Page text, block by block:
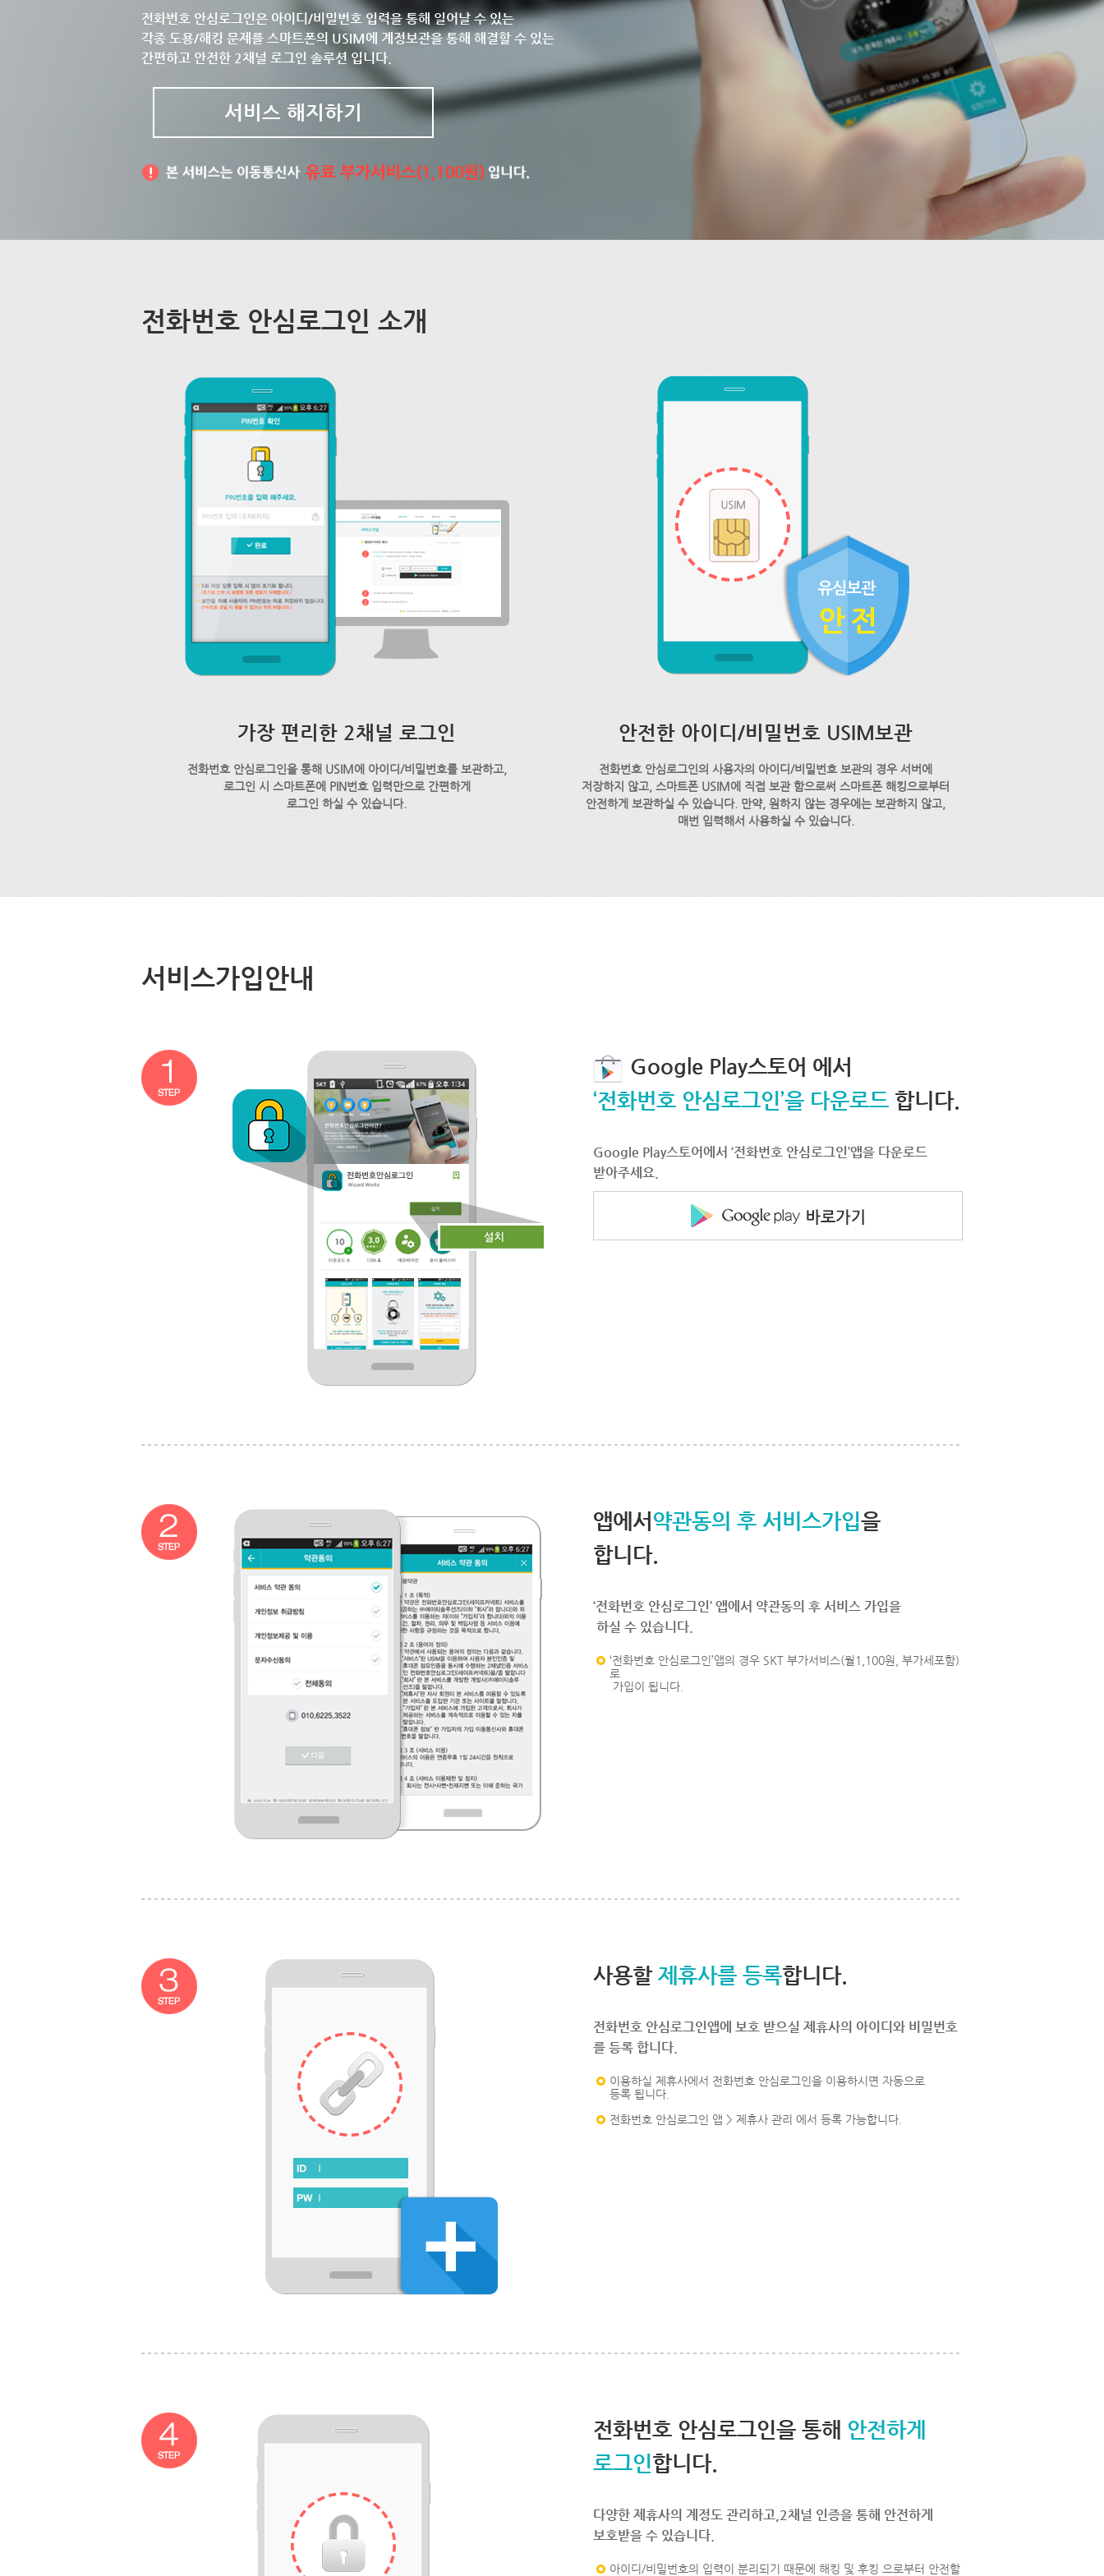
전화번호 안심로그인은 아이디/비밀번호 입력을 통해 일어날 수 있는
각종 도용/해킹 문제를 스마트폰의 USIM에 계정보관을 통해 해결할 수 있는
간편하고 안전한 2채널 로그인 솔루션 입니다.
서비스 해지하기
전화번호 안심로그인 소개
가장 편리한 2채널 로그인
전화번호 안심로그인을 통해 USIM에 아이디/비밀번호를 보관하고,
로그인 시 스마트폰에 PIN번호 입력만으로 간편하게
로그인 하실 수 있습니다.
안전한 아이디/비밀번호 USIM보관
전화번호 안심로그인의 사용자의 아이디/비밀번호 보관의 경우 서버에
저장하지 않고, 스마트폰 USIM에 직접 보관 함으로써 스마트폰 해킹으로부터
안전하게 보관하실 수 있습니다. 만약, 원하지 않는 경우에는 보관하지 않고,
매번 입력해서 사용하실 수 있습니다.
서비스가입안내
Google Play스토어 에서
‘전화번호 안심로그인’을 다운로드 합니다.
Google Play스토어에서 ‘전화번호 안심로그인’앱을 다운로드
받아주세요.
앱에서 약관동의 후 서비스가입을
합니다.
‘전화번호 안심로그인’ 앱에서 약관동의 후 서비스 가입을
하실 수 있습니다.
‘전화번호 안심로그인’앱의 경우 SKT 부가서비스(월1,100원, 부가세포함)
로
가입이 됩니다.
사용할 제휴사를 등록합니다.
전화번호 안심로그인앱에 보호 받으실 제휴사의 아이디와 비밀번호
를 등록 합니다.
이용하실 제휴사에서 전화번호 안심로그인을 이용하시면 자동으로
등록 됩니다.
전화번호 안심로그인 앱 > 제휴사 관리 에서 등록 가능합니다.
전화번호 안심로그인을 통해 안전하게
로그인합니다.
다양한 제휴사의 계정도 관리하고,2채널 인증을 통해 안전하게
보호받을 수 있습니다.
아이디/비밀번호의 입력이 분리되기 때문에 해킹 및 후킹 으로부터 안전할